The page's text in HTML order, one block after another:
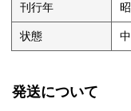
刊行年
状態
発送について